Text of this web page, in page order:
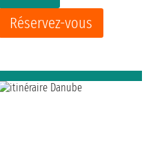
Réservez-vous